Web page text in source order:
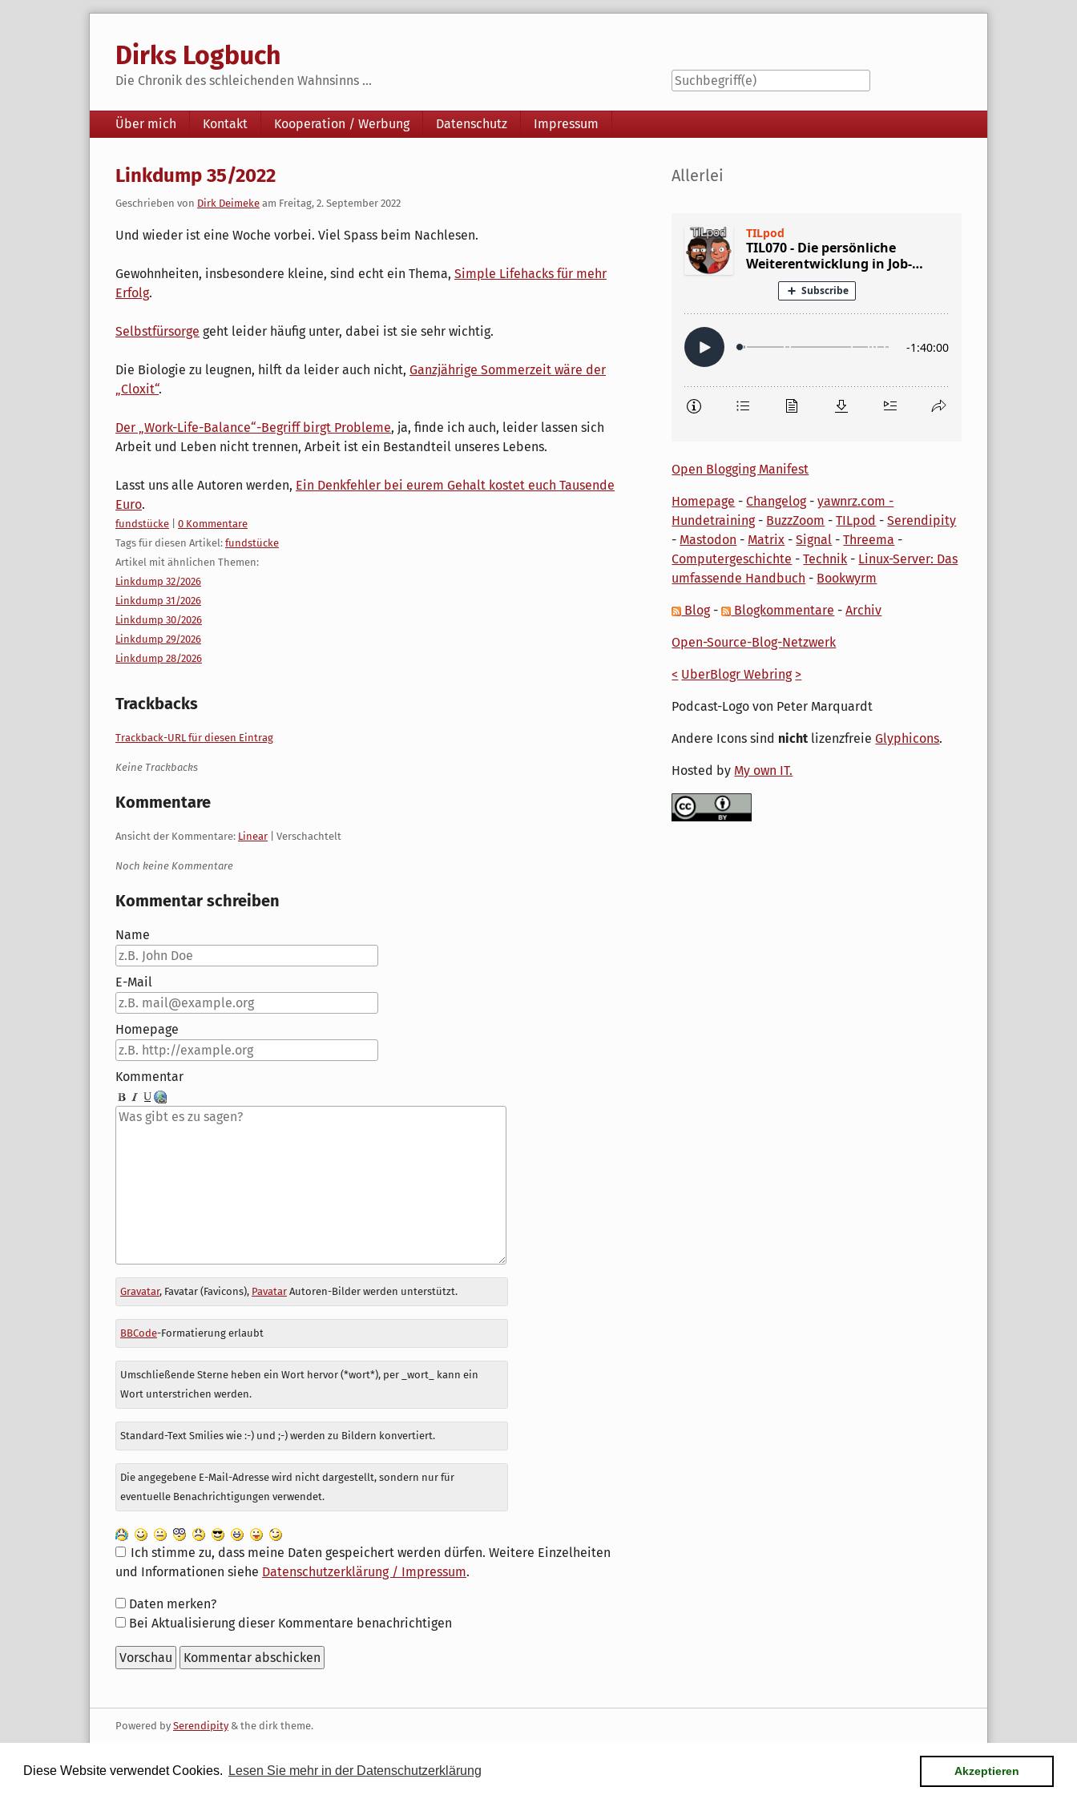
Diese Website verwendet Cookies. Lesen Sie mehr in der Datenschutzerklärung Akzeptieren
Dirks Logbuch
Die Chronik des schleichenden Wahnsinns ...
Navigation
Über mich Kontakt Kooperation / Werbung Datenschutz Impressum
Linkdump 35/2022
Geschrieben von Dirk Deimeke am Freitag, 2. September 2022
Und wieder ist eine Woche vorbei. Viel Spass beim Nachlesen.
Gewohnheiten, insbesondere kleine, sind echt ein Thema, Simple Lifehacks für mehr
Erfolg.
Selbstfürsorge geht leider häufig unter, dabei ist sie sehr wichtig.
Die Biologie zu leugnen, hilft da leider auch nicht, Ganzjährige Sommerzeit wäre der
„Cloxit“.
Der „Work-Life-Balance“-Begriff birgt Probleme, ja, finde ich auch, leider lassen sich
Arbeit und Leben nicht trennen, Arbeit ist ein Bestandteil unseres Lebens.
Lasst uns alle Autoren werden, Ein Denkfehler bei eurem Gehalt kostet euch Tausende
Euro.
Kategorien:
fundstücke
0 Kommentare
Tags für diesen Artikel: fundstücke
Artikel mit ähnlichen Themen:
Linkdump 32/2026
Linkdump 31/2026
Linkdump 30/2026
Linkdump 29/2026
Linkdump 28/2026
Trackbacks
Trackback-URL für diesen Eintrag
Keine Trackbacks
Kommentare
Ansicht der Kommentare: Linear | Verschachtelt
Noch keine Kommentare
Kommentar schreiben
Name
E-Mail
Homepage
Kommentar
Antwort
zu
Gravatar, Favatar (Favicons), PavatarAutoren-Bilder werden unterstützt.
BBCode-Formatierung erlaubt
Umschließende Sterne heben ein Wort hervor (*wort*), per _wort_ kann ein
Wort unterstrichen werden.
Standard-Text Smilies wie :-) und ;-) werden zu Bildern konvertiert.
Die angegebene E-Mail-Adresse wird nicht dargestellt, sondern nur für
eventuelle Benachrichtigungen verwendet.
Ich stimme zu, dass meine Daten gespeichert werden dürfen. Weitere Einzelheiten
und Informationen siehe Datenschutzerklärung / Impressum.
Formular-
Optionen
Daten merken?
Bei Aktualisierung dieser Kommentare benachrichtigen
Seitenleiste
Allerlei
Open Blogging Manifest
Homepage -Changelog-yawnrz.com -
Hundetraining- BuzzZoom -TILpod -Serendipity
- Mastodon - Matrix -Signal -Threema -
Computergeschichte -Technik - Linux-Server: Das
umfassende Handbuch - Bookwyrm
Blog- Blogkommentare -Archiv
Open-Source-Blog-Netzwerk
< UberBlogr Webring >
Podcast-Logo von Peter Marquardt
Andere Icons sind nicht lizenzfreieGlyphicons.
Hosted by My own IT.
Powered by Serendipity& the dirktheme.
Datenschutzerklärung / Impressum